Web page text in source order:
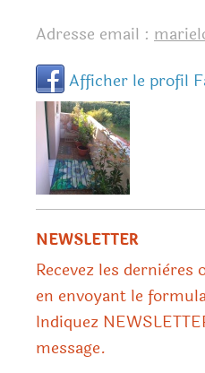
Adresse email :
Afficher le profil
NEWSLETTER
Recevez les
en envoyant le
Indiquez
message.